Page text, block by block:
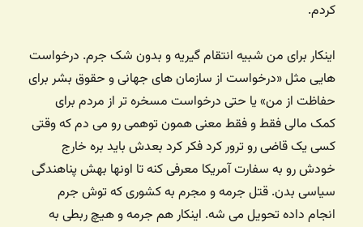
کردم.
اینکار برای من شبیه انتقام گیریه و بدون شک جرم. درخواست
هایی مثل «درخواست از سازمان های جهانی و حقوق بشر برای
حفاظت از من» یا حتی درخواست مسخره تر از مردم برای
کمک مالی فقط و فقط معنی همون توهمی رو می دم که وقتی
کسی یک قاضی رو ترور کرد فکر کرد بعدش باید بره خارج
خودش رو به سفارت آمریکا معرفی کنه تا اونها بهش پناهندگی
سیاسی بدن. قتل جرمه و مجرم به کشوری که توش جرم
انجام داده تحویل می شه. اینکار هم جرمه و هیچ ربطی به